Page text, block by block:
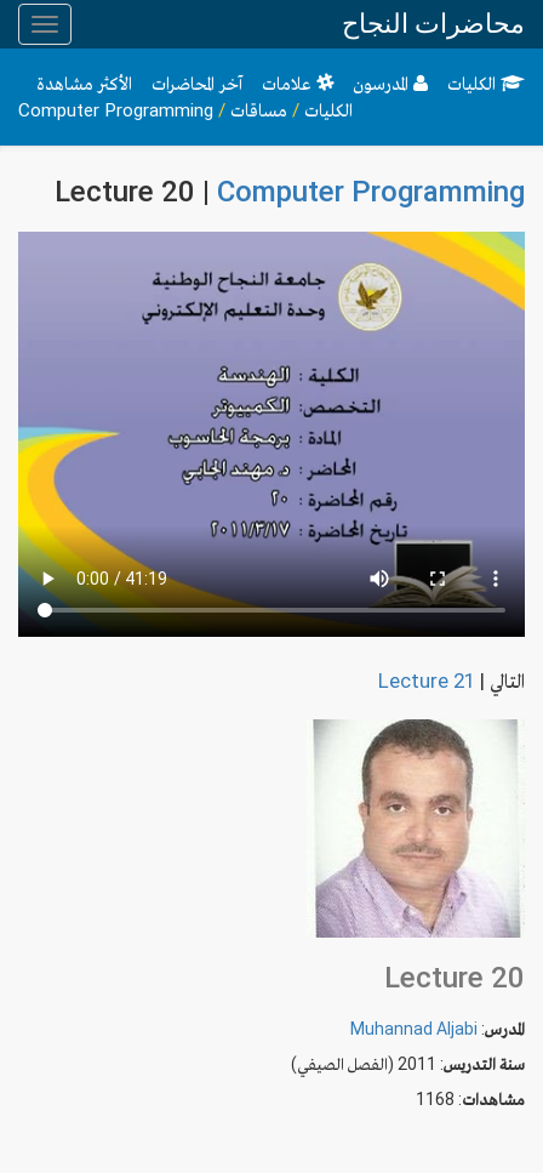
محاضرات النجاح
الكليات المدرسون علامات آخر المحاضرات
الأكثر مشاهدة
الكليات / مساقات /
Computer Programming
Lecture 20 | Computer Programming
التالي |
Lecture 21
Lecture 20
المدرس:
Muhannad Aljabi
سنة التدريس: 2011 (الفصل الصيفي)
مشاهدات: 1168